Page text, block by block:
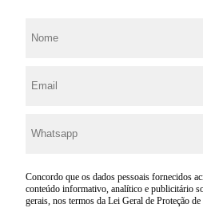
Concordo que os dados pessoais fornecidos
conteúdo informativo, analítico e publicitário
gerais, nos termos da Lei Geral de Proteção de